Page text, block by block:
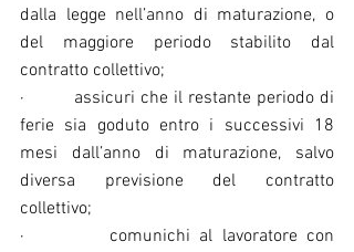
dalla legge nell’anno di maturazione, o
del maggiore periodo stabilito dal
contratto collettivo;
·         assicuri che il restante periodo di
ferie sia goduto entro i successivi 18
mesi dall’anno di maturazione, salvo
diversa previsione del contratto
collettivo;
·         comunichi al lavoratore con